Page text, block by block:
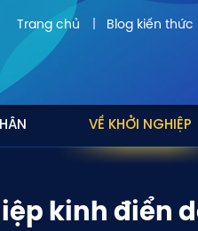
Trang chủ Blog kiến thức
VỀ KHỞI NGHIỆP
kinh điển